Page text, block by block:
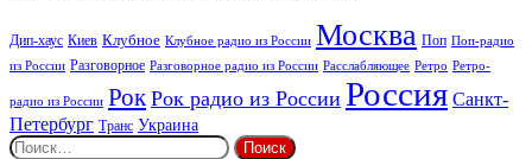
Дип-хаус Киев Клубное Клубное радио из России Москва Поп Поп-радио
из России Разговорное Разговорное радио из России Расслабляющее Ретро Ретро-
радио из России Рок Рок радио из России Россия Санкт-
Петербург Транс Украина
Найти: